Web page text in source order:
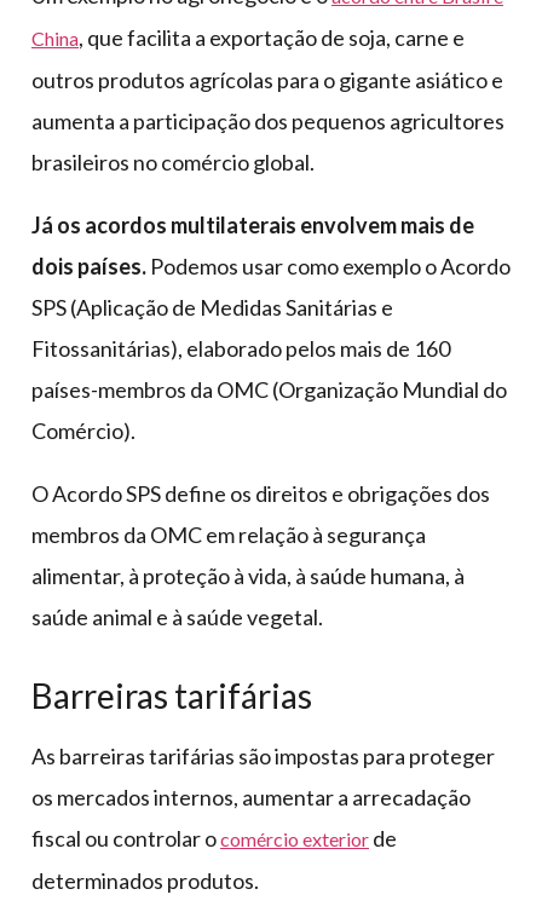
China, que facilita a exportação de soja, carne e
outros produtos agrícolas para o gigante asiático e
aumenta a participação dos pequenos agricultores
brasileiros no comércio global.
Já os acordos multilaterais envolvem mais de
dois países. Podemos usar como exemplo o Acordo
SPS (Aplicação de Medidas Sanitárias e
Fitossanitárias), elaborado pelos mais de 160
países-membros da OMC (Organização Mundial do
Comércio).
O Acordo SPS define os direitos e obrigações dos
membros da OMC em relação à segurança
alimentar, à proteção à vida, à saúde humana, à
saúde animal e à saúde vegetal.
Barreiras tarifárias
As barreiras tarifárias são impostas para proteger
os mercados internos, aumentar a arrecadação
fiscal ou controlar ocomércio exterior de
determinados produtos.